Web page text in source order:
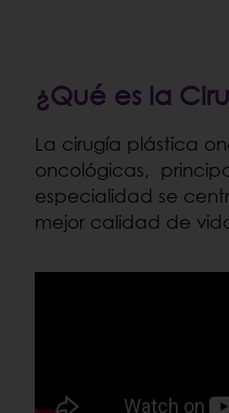
¿Qué es la
La cirugía plástica
oncológicas,
especialidad se
mejor calidad de